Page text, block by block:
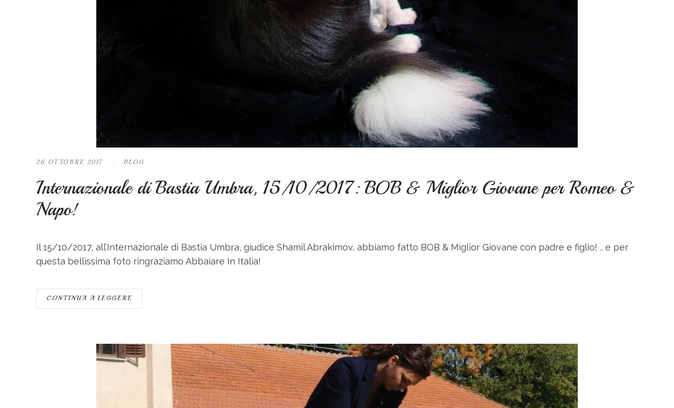
26 OTTOBRE 2017 BLOG
Internazionale di Bastia Umbra, 15/10/2017: BOB & Miglior Giovane per Romeo &
Napo!
Il 15/10/2017, all’Internazionale di Bastia Umbra, giudice Shamil Abrakimov, abbiamo fatto BOB & Miglior Giovane con padre e figlio! .. e per
questa bellissima foto ringraziamo Abbaiare In Italia!
CONTINUA A LEGGERE